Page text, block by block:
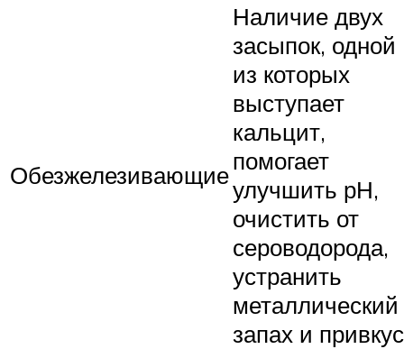
Обезжелезивающие
Наличие двух
засыпок, одной
из которых
выступает
кальцит,
помогает
улучшить рН,
очистить от
сероводорода,
устранить
металлический
запах и